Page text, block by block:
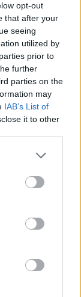
opt-out
that after your
seeing
utilized by
prior to
further
parties on the
may
IAB’s List of
it to other
την
Κατά τη
στο
Αριζόνα των
κύκλοι της
Spiegel.
ως «fit